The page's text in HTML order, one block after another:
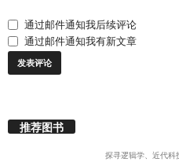
通过邮件通知我后续评论
通过邮件通知我有新文章
推荐图书
探寻逻辑学、近代科